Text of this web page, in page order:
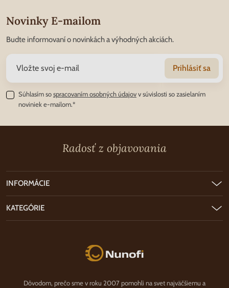
Novinky E-mailom
Budte informovaní o novinkách a výhodných akciách.
Prihlásiť sa
Súhlasím sospracovaním osobných údajovv súvislosti so zasielaním
noviniek e-mailom.*
Radosť z objavovania
Nunofi.sk
Dôvodom, prečo sme v roku 2007 pomohli na svet najväčšiemu a
INFORMÁCIE
KATEGÓRIE